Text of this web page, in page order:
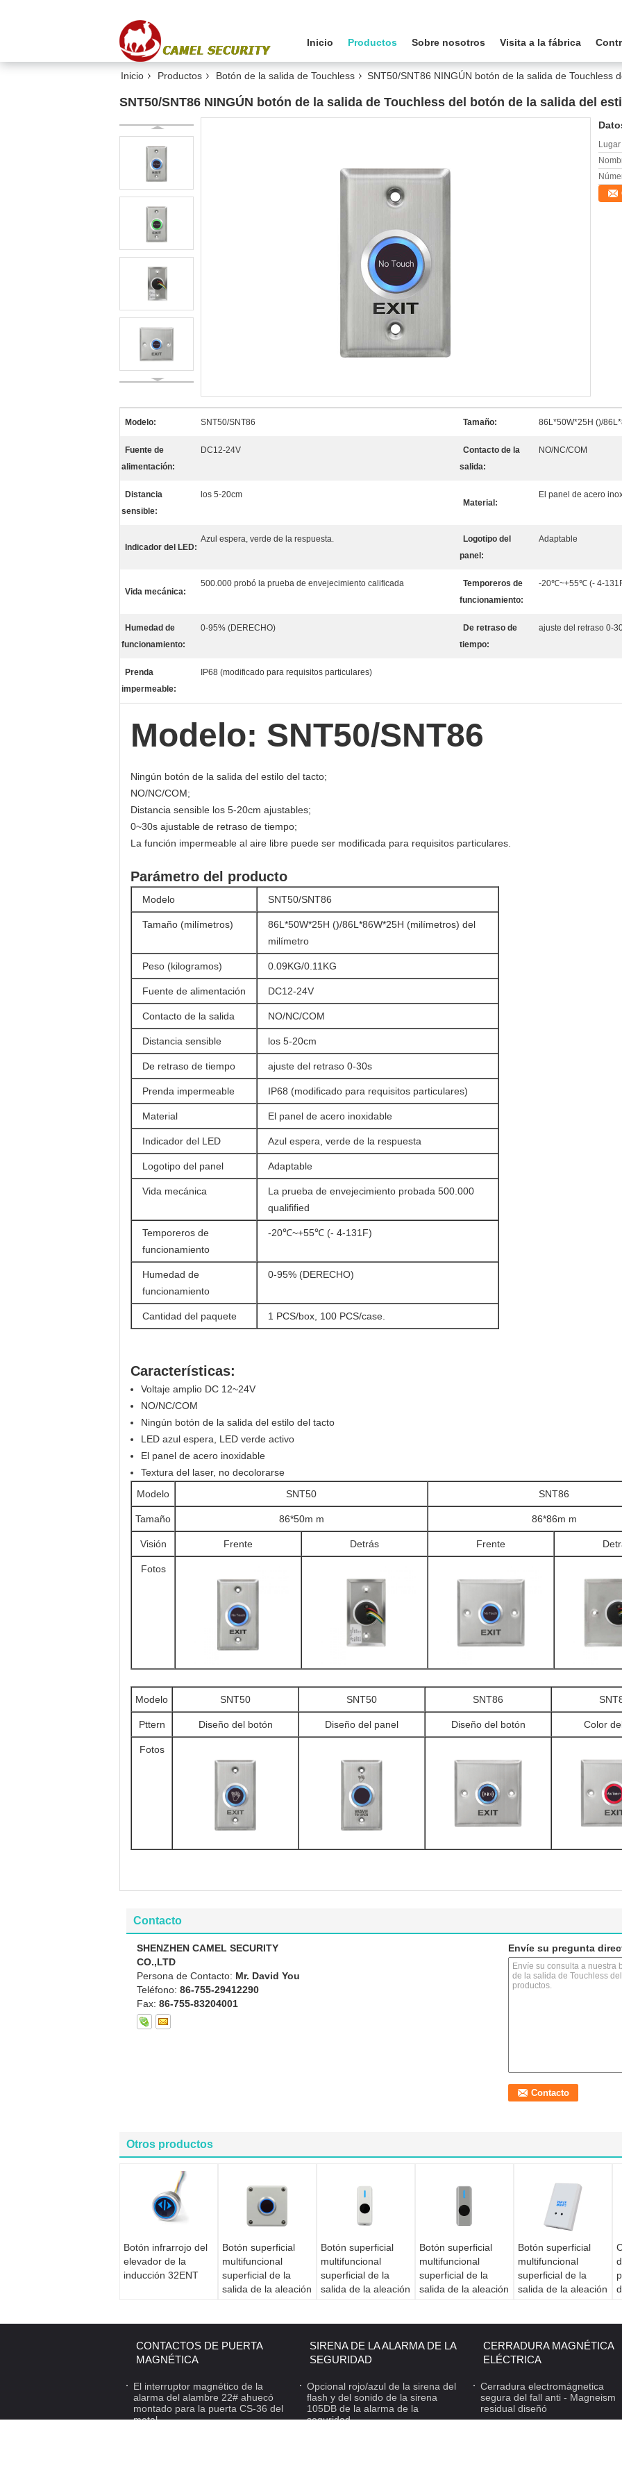
Inicio Productos Sobre nosotros Visita a la fábrica
Inicio Productos Botón de la salida de Touchless SNT50/SNT86 NINGÚN botón de la salida de Touchless
SNT50/SNT86 NINGÚN botón de la salida de Touchless del botón de la salida del
Modelo: SNT50/SNT86 Tamaño: 86L*50W*25H ()/
Fuente de
alimentación:
DC12-24V
Contacto de la
salida:
NO/NC/COM
Distancia
sensible:
los 5-20cm
Material:
El panel de acero
Indicador del LED:
Azul espera, verde de la respuesta.
Logotipo del
panel:
Adaptable
Vida mecánica:
500.000 probó la prueba de envejecimiento calificada
Temporeros de
funcionamiento:
-20℃~+55℃ (- 4-
Humedad de
funcionamiento:
0-95% (DERECHO)
De retraso de
tiempo:
ajuste del retraso 0-
Prenda
impermeable:
IP68 (modificado para requisitos particulares)
Modelo: SNT50/SNT86
Ningún botón de la salida del estilo del tacto;
NO/NC/COM;
Distancia sensible los 5-20cm ajustables;
0~30s ajustable de retraso de tiempo;
La función impermeable al aire libre puede ser modificada para requisitos particulares.
Parámetro del producto
Modelo SNT50/SNT86
Tamaño (milímetros)
86L*50W*25H ()/86L*86W*25H (milímetros) del
milímetro
Peso (kilogramos) 0.09KG/0.11KG
Fuente de alimentación DC12-24V
Contacto de la salida NO/NC/COM
Distancia sensible los 5-20cm
De retraso de tiempo ajuste del retraso 0-30s
Prenda impermeable IP68 (modificado para requisitos particulares)
Material El panel de acero inoxidable
Indicador del LED Azul espera, verde de la respuesta
Logotipo del panel Adaptable
Vida mecánica
La prueba de envejecimiento probada 500.000
qualifified
Temporeros de
funcionamiento
-20℃~+55℃ (- 4-131F)
Humedad de
funcionamiento
0-95% (DERECHO)
Cantidad del paquete 1 PCS/box, 100 PCS/case.
Características:
Voltaje amplio DC 12~24V
NO/NC/COM
Ningún botón de la salida del estilo del tacto
LED azul espera, LED verde activo
El panel de acero inoxidable
Textura del laser, no decolorarse
Modelo
SNT50 SNT86
Tamaño 86*50m m 86*86m m
Visión Frente Detrás Frente
Fotos
Modelo SNT50 SNT50 SNT86
Pttern Diseño del botón Diseño del panel Diseño del botón Color
Fotos
Contacto
SHENZHEN CAMEL SECURITY
CO.,LTD
Persona de Contacto: Mr. David You
Teléfono: 86-755-29412290
Fax: 86-755-83204001
Envíe su pregunta
Otros productos
Botón infrarrojo del
elevador de la
inducción 32ENT
Botón superficial
multifuncional
superficial de la
salida de la aleación
del botón de la
Botón superficial
multifuncional
superficial de la
salida de la aleación
del botón de la
salida del soporte
Touchless
Botón superficial
multifuncional
superficial de la
salida de la aleación
del botón de la
salida del soporte
Touchless
Botón superficial
multifuncional
superficial de la
salida de la aleación
del botón de la
salida del soporte
Touchless
CONTACTOS DE PUERTA
MAGNÉTICA
El interruptor magnético de la
alarma del alambre 22# ahuecó
montado para la puerta CS-36 del
metal
SIRENA DE LA ALARMA DE LA
SEGURIDAD
Opcional rojo/azul de la sirena del
flash y del sonido de la sirena
105DB de la alarma de la
seguridad
CERRADURA MAGNÉTICA
ELÉCTRICA
Cerradura electromágnetica
segura del fall anti - Magneism
residual diseñó